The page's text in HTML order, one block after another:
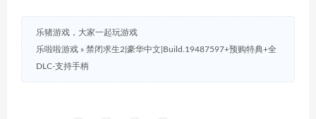
乐猪游戏，大家一起玩游戏
乐啦啦游戏 » 禁闭求生2|豪华中文|Build.19487597+预购特典+全
DLC-支持手柄